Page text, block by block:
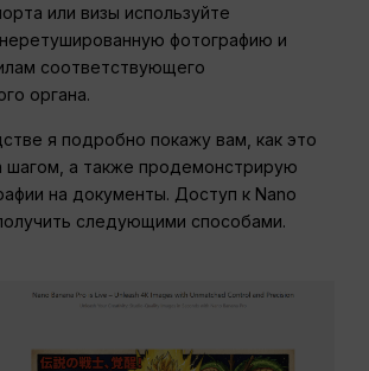
или визы используйте
фотографию и
соответствующего
органа.
я подробно покажу вам, как это
шагом, а также продемонстрирую
на документы. Доступ к Nano
следующими способами.